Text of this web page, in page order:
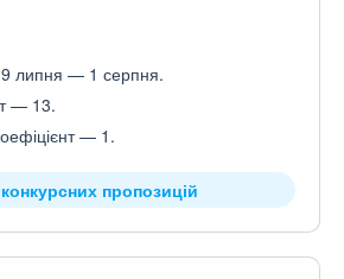
липня — 1 серпня.
— 13.
— 1.
пропозицій